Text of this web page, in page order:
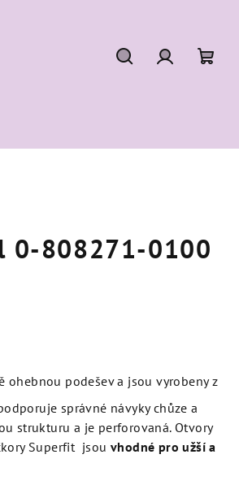
0-808271-0100
podešev a jsou vyrobeny z
správné návyky chůze a
strukturu a je perforovaná. Otvory
Superfit jsou vhodné pro užší a